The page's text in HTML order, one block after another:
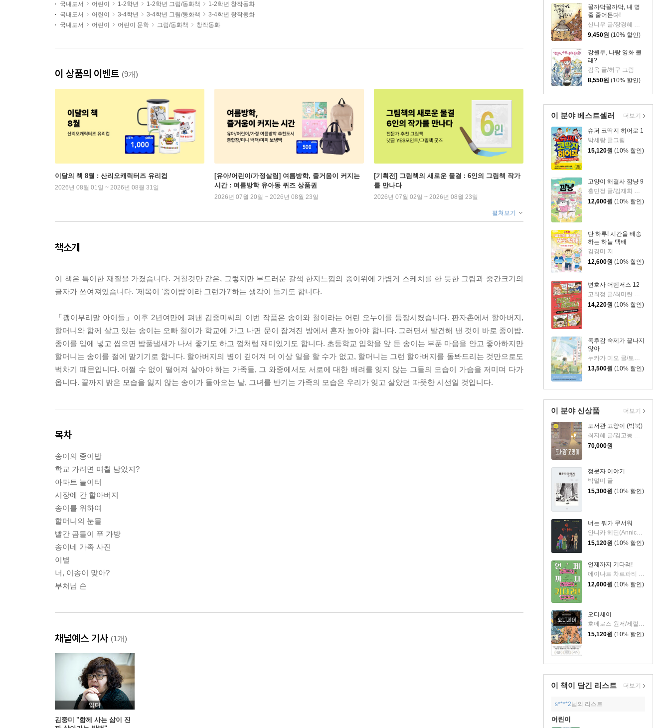
꼴까닥꼴까닥, 내 명
줄 줄어든다!
신니우 글/장경혜 그림
9,450원 (10% 할인)
강원두, 나랑 영화 볼
래?
김옥 글/허구 그림
8,550원 (10% 할인)
이 분야 베스트셀러
슈퍼 코딱지 히어로 1
박세랑 글그림
15,120원 (10% 할인)
고양이 해결사 깜냥 9
12,600원 (10% 할인)
단 하루! 시간을 배송
하는 하늘 택배
김경미 저
12,600원 (10% 할인)
변호사 어벤저스 12
고희정 글/최미란 그림/신주영 감수
14,220원 (10% 할인)
독후감 숙제가 끝나지
않아
13,500원 (10% 할인)
더보기
이 분야 신상품
도서관 고양이 (빅북)
최지혜 글/김고둥 그림
70,000원
정문자 이야기
박멀미 글
15,300원 (10% 할인)
너는 뭐가 무서워
안니카 헤딘(Annica Hedin) 글/한나 클린타게 (Hanna Klinthage) 그림
15,120원 (10% 할인)
언제까지 기다려!
12,600원 (10% 할인)
오디세이
호메로스 원저/제럴딘 매코크런 글/김재용 역/장시은 감수
15,120원 (10% 할인)
더보기
이 책이 담긴 리스트 더보기
s****2님의 리스트
어린이
국내도서 어린이 1-2학년 1-2학년 그림/동화책
1-2학년 창작동화
국내도서
어린이 3-4학년 3-4학년 그림/동화책
3-4학년 창작동화
국내도서
어린이 어린이 문학 그림/동화책 창작동화
이 상품의 이벤트 (9개)
이달의 책 8월 : 산리오캐릭터즈 유리컵
2026년 08월 01일 ~ 2026년 08월 31일
[유아/어린이/가정살림] 여름방학, 줄거움이 커지는
시간 : 여름방학 유아동 퀴즈 상품권
2026년 07월 20일 ~ 2026년 08월 23일
[기획전] 그림책의 새로운 물결 : 6인의 그림책 작가
를 만나다
2026년 07월 02일 ~ 2026년 08월 23일
펼쳐보기
책소개
이 책은 특이한 재질을 가졌습니다. 거칠것만 같은, 그렇지만 부드러운 갈색 한지느낌의 종이위에 가볍게 스케치를 한 듯한 그림과 중간크기의
글자가 쓰여져있습니다. '제목이 '종이밥'이라 그런가?'하는 생각이 들기도 합니다.
「괭이부리말 아이들」이후 2년여만에 펴낸 김중미씨의 이번 작품은 송이와 철이라는 어린 오누이를 등장시켰습니다. 판자촌에서 할아버지,
할머니와 함께 살고 있는 송이는 오빠 철이가 학교에 가고 나면 문이 잠겨진 방에서 혼자 놀아야 합니다. 그러면서 발견해 낸 것이 바로 종이밥.
종이를 입에 넣고 씹으면 밥풀냄새가 나서 좋기도 하고 껌처럼 재미있기도 합니다. 초등학교 입학을 앞 둔 송이는 부푼 마음을 안고 좋아하지만
할머니는 송이를 절에 맡기기로 합니다. 할아버지의 병이 깊어져 더 이상 일을 할 수가 없고, 할머니는 그런 할아버지를 돌봐드리는 것만으로도
벅차기 때문입니다. 어쩔 수 없이 떨어져 살아야 하는 가족들, 그 와중에서도 서로에 대한 배려를 잊지 않는 그들의 모습이 가슴을 저미며 다가
옵니다. 끝까지 밝은 모습을 잃지 않는 송이가 돌아오는 날, 그녀를 반기는 가족의 모습은 우리가 잊고 살았던 따뜻한 시선일 것입니다.
목차
송이의 종이밥
학교 가려면 며칠 남았지?
아파트 놀이터
시장에 간 할아버지
송이를 위하여
할머니의 눈물
빨간 곰돌이 푸 가방
송이네 가족 사진
이별
너, 이송이 맞아?
부처님 손
채널예스 기사 (1개)
읽다
김중미 "함께 사는 삶이 진